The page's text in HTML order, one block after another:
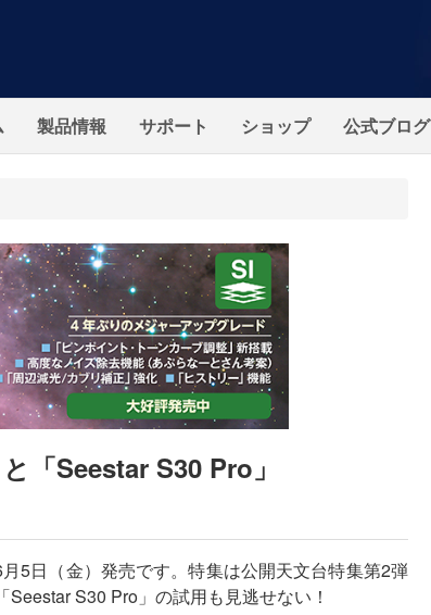
製品情報 サポート ショップ 公式ブログ
「Seestar S30 Pro」
5日（金）発売です。特集は公開天文台特集第2弾
S30 Pro」の試用も見逃せない！